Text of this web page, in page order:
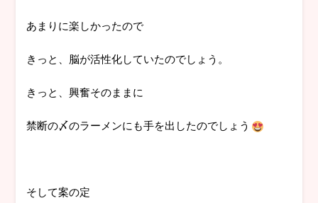
あまりに楽しかったので
きっと、脳が活性化していたのでしょう。
きっと、興奮そのままに
禁断の〆のラーメンにも手を出したのでしょう
そして案の定